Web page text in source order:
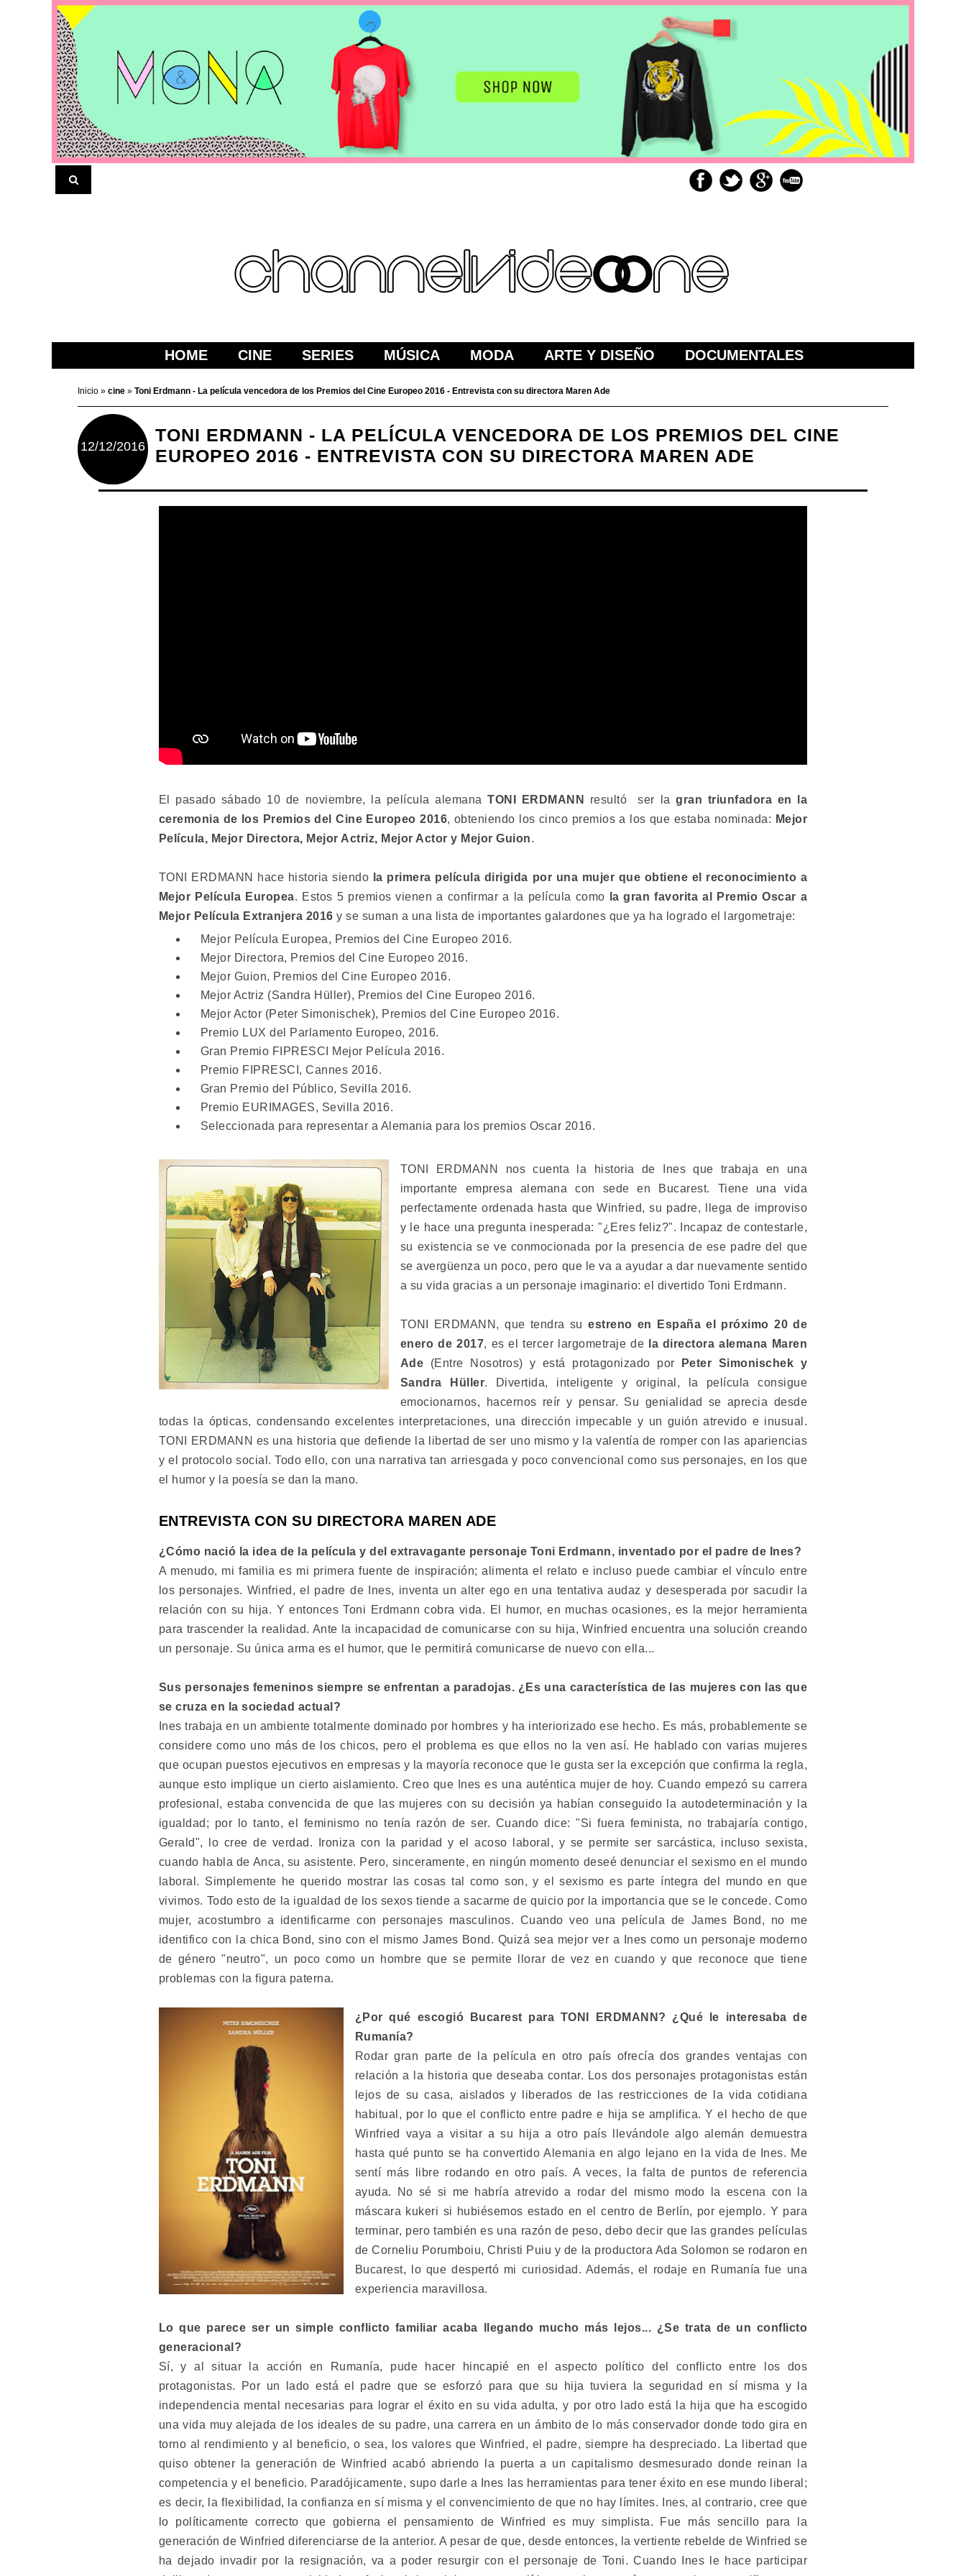
HOME CINE SERIES MÚSICA MODA ARTE Y DISEÑO DOCUMENTALES
Inicio » cine » Toni Erdmann - La película vencedora de los Premios del Cine Europeo 2016 - Entrevista con su directora Maren Ade
12/12/2016
TONI ERDMANN - LA PELÍCULA VENCEDORA DE LOS PREMIOS DEL CINE
EUROPEO 2016 - ENTREVISTA CON SU DIRECTORA MAREN ADE
El pasado sábado 10 de noviembre, la película alemanaTONI ERDMANN resultó ser lagran triunfadora en la
ceremonia de los Premios del Cine Europeo 2016, obteniendo los cinco premios a los que estaba nominada: Mejor
Película, Mejor Directora, Mejor Actriz, Mejor Actor y Mejor Guion.
TONI ERDMANN hace historia siendo la primera película dirigida por una mujer que obtiene el reconocimiento a
Mejor Película Europea. Estos 5 premios vienen a confirmar a la película como
la gran favorita al Premio Oscar a
Mejor Película Extranjera 2016 y se suman a una lista de importantes galardones que ya ha logrado el largometraje:
Mejor Película Europea, Premios del Cine Europeo 2016.
Mejor Directora, Premios del Cine Europeo 2016.
Mejor Guion, Premios del Cine Europeo 2016.
Mejor Actriz (Sandra Hüller), Premios del Cine Europeo 2016.
Mejor Actor (Peter Simonischek), Premios del Cine Europeo 2016.
Premio LUX del Parlamento Europeo, 2016.
Gran Premio FIPRESCI Mejor Película 2016.
Premio FIPRESCI, Cannes 2016.
Gran Premio del Público, Sevilla 2016.
Premio EURIMAGES, Sevilla 2016.
Seleccionada para representar a Alemania para los premios Oscar 2016.
TONI ERDMANN nos cuenta la historia de Ines que trabaja en una
importante empresa alemana con sede en Bucarest. Tiene una vida
perfectamente ordenada hasta que Winfried, su padre, llega de improviso
y le hace una pregunta inesperada: "¿Eres feliz?". Incapaz de contestarle,
su existencia se ve conmocionada por la presencia de ese padre del que
se avergüenza un poco, pero que le va a ayudar a dar nuevamente sentido
a su vida gracias a un personaje imaginario: el divertido Toni Erdmann.
TONI ERDMANN, que tendra suestreno en España el próximo 20 de
enero de 2017, es el tercer largometraje de
la directora alemana Maren
Ade (Entre Nosotros) y está protagonizado por
Peter Simonischek y
Sandra Hüller. Divertida, inteligente y original, la película consigue
emocionarnos, hacernos reír y pensar. Su genialidad se aprecia desde
todas la ópticas, condensando excelentes interpretaciones, una dirección impecable y un guión atrevido e inusual.
TONI ERDMANN es una historia que defiende la libertad de ser uno mismo y la valentía de romper con las apariencias
y el protocolo social. Todo ello, con una narrativa tan arriesgada y poco convencional como sus personajes, en los que
el humor y la poesía se dan la mano.
ENTREVISTA CON SU DIRECTORA MAREN ADE
¿Cómo nació la idea de la película y del extravagante personaje Toni Erdmann, inventado por el padre de Ines?
A menudo, mi familia es mi primera fuente de inspiración; alimenta el relato e incluso puede cambiar el vínculo entre
los personajes. Winfried, el padre de Ines, inventa un alter ego en una tentativa audaz y desesperada por sacudir la
relación con su hija. Y entonces Toni Erdmann cobra vida. El humor, en muchas ocasiones, es la mejor herramienta
para trascender la realidad. Ante la incapacidad de comunicarse con su hija, Winfried encuentra una solución creando
un personaje. Su única arma es el humor, que le permitirá comunicarse de nuevo con ella...
Sus personajes femeninos siempre se enfrentan a paradojas. ¿Es una característica de las mujeres con las que
se cruza en la sociedad actual?
Ines trabaja en un ambiente totalmente dominado por hombres y ha interiorizado ese hecho. Es más, probablemente se
considere como uno más de los chicos, pero el problema es que ellos no la ven así. He hablado con varias mujeres
que ocupan puestos ejecutivos en empresas y la mayoría reconoce que le gusta ser la excepción que confirma la regla,
aunque esto implique un cierto aislamiento. Creo que Ines es una auténtica mujer de hoy. Cuando empezó su carrera
profesional, estaba convencida de que las mujeres con su decisión ya habían conseguido la autodeterminación y la
igualdad; por lo tanto, el feminismo no tenía razón de ser. Cuando dice: "Si fuera feminista, no trabajaría contigo,
Gerald", lo cree de verdad. Ironiza con la paridad y el acoso laboral, y se permite ser sarcástica, incluso sexista,
cuando habla de Anca, su asistente. Pero, sinceramente, en ningún momento deseé denunciar el sexismo en el mundo
laboral. Simplemente he querido mostrar las cosas tal como son, y el sexismo es parte íntegra del mundo en que
vivimos. Todo esto de la igualdad de los sexos tiende a sacarme de quicio por la importancia que se le concede. Como
mujer, acostumbro a identificarme con personajes masculinos. Cuando veo una película de James Bond, no me
identifico con la chica Bond, sino con el mismo James Bond. Quizá sea mejor ver a Ines como un personaje moderno
de género "neutro", un poco como un hombre que se permite llorar de vez en cuando y que reconoce que tiene
problemas con la figura paterna.
¿Por qué escogió Bucarest para TONI ERDMANN? ¿Qué le interesaba de
Rumanía?
Rodar gran parte de la película en otro país ofrecía dos grandes ventajas con
relación a la historia que deseaba contar. Los dos personajes protagonistas están
lejos de su casa, aislados y liberados de las restricciones de la vida cotidiana
habitual, por lo que el conflicto entre padre e hija se amplifica. Y el hecho de que
Winfried vaya a visitar a su hija a otro país llevándole algo alemán demuestra
hasta qué punto se ha convertido Alemania en algo lejano en la vida de Ines. Me
sentí más libre rodando en otro país. A veces, la falta de puntos de referencia
ayuda. No sé si me habría atrevido a rodar del mismo modo la escena con la
máscara kukeri si hubiésemos estado en el centro de Berlín, por ejemplo. Y para
terminar, pero también es una razón de peso, debo decir que las grandes películas
de Corneliu Porumboiu, Christi Puiu y de la productora Ada Solomon se rodaron en
Bucarest, lo que despertó mi curiosidad. Además, el rodaje en Rumanía fue una
experiencia maravillosa.
Lo que parece ser un simple conflicto familiar acaba llegando mucho más lejos... ¿Se trata de un conflicto
generacional?
Sí, y al situar la acción en Rumanía, pude hacer hincapié en el aspecto político del conflicto entre los dos
protagonistas. Por un lado está el padre que se esforzó para que su hija tuviera la seguridad en sí misma y la
independencia mental necesarias para lograr el éxito en su vida adulta, y por otro lado está la hija que ha escogido
una vida muy alejada de los ideales de su padre, una carrera en un ámbito de lo más conservador donde todo gira en
torno al rendimiento y al beneficio, o sea, los valores que Winfried, el padre, siempre ha despreciado. La libertad que
quiso obtener la generación de Winfried acabó abriendo la puerta a un capitalismo desmesurado donde reinan la
competencia y el beneficio. Paradójicamente, supo darle a Ines las herramientas para tener éxito en ese mundo liberal;
es decir, la flexibilidad, la confianza en sí misma y el convencimiento de que no hay límites. Ines, al contrario, cree que
lo políticamente correcto que gobierna el pensamiento de Winfried es muy simplista. Fue más sencillo para la
generación de Winfried diferenciarse de la anterior. A pesar de que, desde entonces, la vertiente rebelde de Winfried se
ha dejado invadir por la resignación, va a poder resurgir con el personaje de Toni. Cuando Ines le hace participar